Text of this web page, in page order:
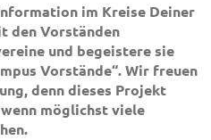
im Kreise Deiner
den Vorständen
und begeistere sie
Vorstände“. Wir freuen
denn dieses Projekt
möglichst viele